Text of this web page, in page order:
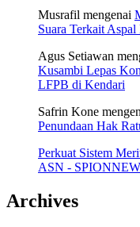
Musrafil mengenai
Suara Terkait Aspal
Agus Setiawan
Kusambi Lepas
LFPB di Kendari
Safrin Kone
Penundaan Hak
Perkuat Sistem
ASN -
Archives